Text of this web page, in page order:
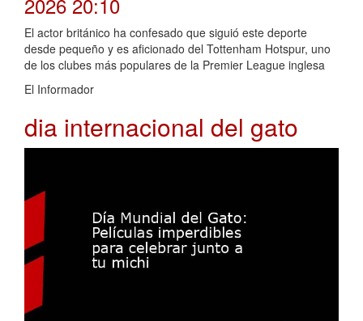
El actor británico ha confesado que siguió este deporte
desde pequeño y es aficionado del Tottenham Hotspur, uno
de los clubes más populares de la Premier League inglesa
El Informador
dia internacional del gato